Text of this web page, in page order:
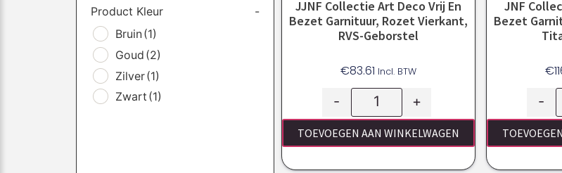
Product Kleur
-
Bruin(1)
Goud (2)
Zilver(1)
Zwart (1)
JJNF Collectie Art Deco Vrij En
Bezet Garnituur, Rozet Vierkant,
RVS-Geborstel
€83.61 Incl. BTW
- +
TOEVOEGEN AAN WINKELWAGEN
JNF
Bezet
€
-